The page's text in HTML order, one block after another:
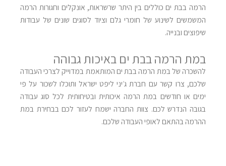
הרמה בבת ים כוללים בין היתר שרשראות, אונקלים וחגורות הרמה
המשמשים לשינוע של חומרי גלם וציוד לסוגים שונים של עבודות
שיפוצים ובנייה.
במת הרמה בבת ים באיכות גבוהה
להשכרה של במת הרמה בבת ים המותאמת במדוייק לצרכי העבודה
שלכם, צרו קשר עם חברת ג׳יני ליפט ישראל ותוכלו לשכור על פי
ימים או חודשים במת הרמה איכותית ובטיחותית לכל סוג עבודה
בגובה הנדרש לכם. צוות החברה ישמח לעזור לכם בבחירת במת
ההרמה בהתאם לאופי העבודה שלכם.